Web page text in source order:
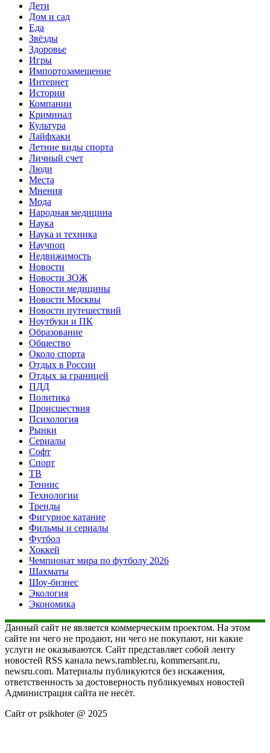
Дети
Дом и сад
Еда
Звёзды
Здоровье
Игры
Импортозамещение
Интернет
Истории
Компании
Криминал
Культура
Лайфхаки
Летние виды спорта
Личный счет
Люди
Места
Мнения
Мода
Народная медицина
Наука
Наука и техника
Научпоп
Недвижимость
Новости
Новости ЗОЖ
Новости медицины
Новости Москвы
Новости путешествий
Ноутбуки и ПК
Образование
Общество
Около спорта
Отдых в России
Отдых за границей
ПДД
Политика
Происшествия
Психология
Рынки
Сериалы
Софт
Спорт
ТВ
Теннис
Технологии
Тренды
Фигурное катание
Фильмы и сериалы
Футбол
Хоккей
Чемпионат мира по футболу 2026
Шахматы
Шоу-бизнес
Экология
Экономика
Данный сайт не является коммерческим проектом. На этом
сайте ни чего не продают, ни чего не покупают, ни какие
услуги не оказываются. Сайт представляет собой ленту
новостей RSS канала news.rambler.ru, kommersant.ru,
newsru.com. Материалы публикуются без искажения,
ответственность за достоверность публикуемых новостей
Администрация сайта не несёт.
Сайт от psikhoter @ 2025